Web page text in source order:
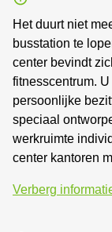
Het duurt niet
busstation te
center bevindt
fitnesscentrum.
persoonlijke
speciaal
werkruimte
center kantoren
Verberg